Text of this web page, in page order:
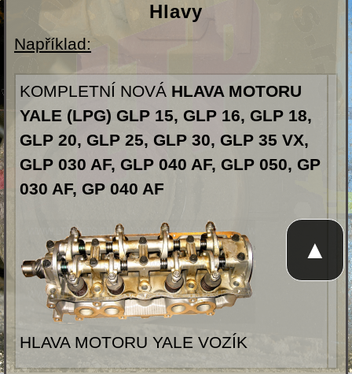
Hlavy
Například:
KOMPLETNÍ NOVÁ HLAVA MOTORU
YALE (LPG) GLP 15, GLP 16, GLP 18,
GLP 20, GLP 25, GLP 30, GLP 35 VX,
GLP 030 AF, GLP 040 AF, GLP 050, GP
030 AF, GP 040 AF
HLAVA MOTORU YALE VOZÍK
▲